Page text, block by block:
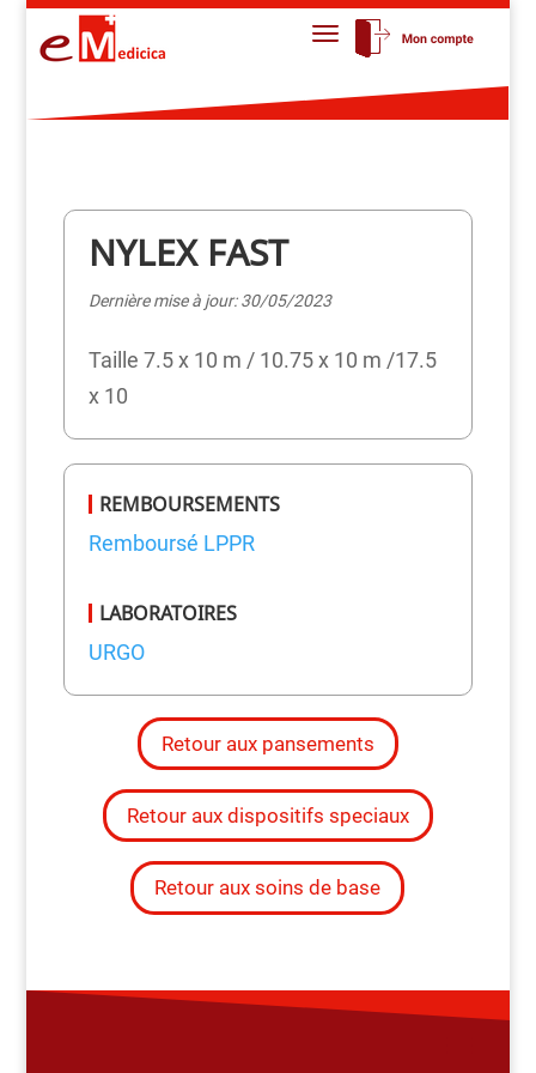
NYLEX FAST
Dernière mise à jour: 30/05/2023
Taille 7.5 x 10 m / 10.75 x 10 m /17.5
x 10
REMBOURSEMENTS
Remboursé LPPR
LABORATOIRES
URGO
Retour aux pansements
Retour aux dispositifs speciaux
Retour aux soins de base